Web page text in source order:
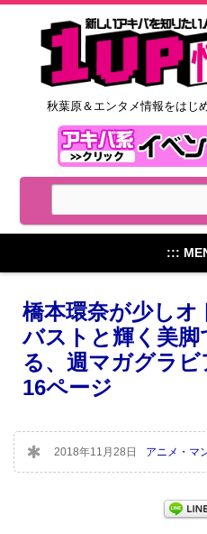
秋葉原＆エンタメ情報をはじ
:::
橋本環奈が少し
バストと輝く美
る、週マガグラ
16ページ
2018年11月28日 アニメ・マ